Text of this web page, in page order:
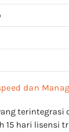
dan
15 hari lisensi